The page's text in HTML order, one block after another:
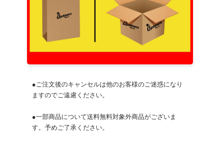
●ご注文後のキャンセルは他のお客様のご迷惑になり
ますのでご遠慮ください。
●一部商品について送料無料対象外商品がございま
す。予めご了承ください。